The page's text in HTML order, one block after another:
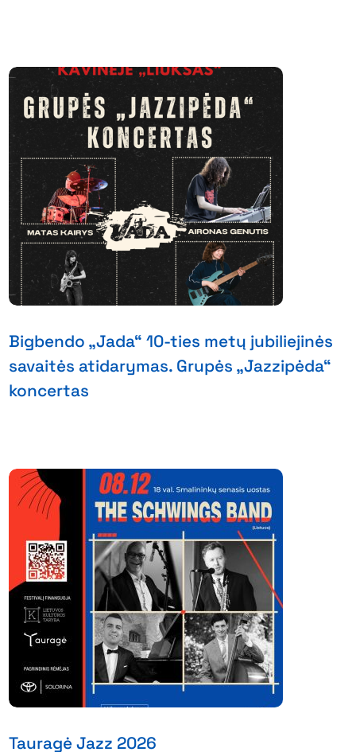
Bigbendo „Jada“ 10-ties metų jubiliejinės
savaitės atidarymas. Grupės „Jazzipėda“
koncertas
Tauragė Jazz 2026